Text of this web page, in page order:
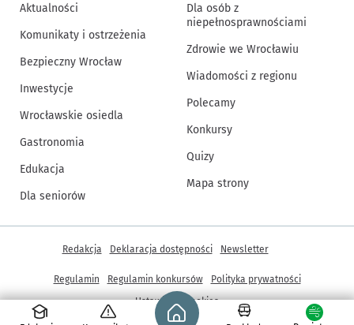
Strona główna - wroclaw.pl
Aktualności
Komunikaty i ostrzeżenia
Bezpieczny Wrocław
Inwestycje
Wrocławskie osiedla
Gastronomia
Edukacja
Dla seniorów
Dla osób z
niepełnosprawnościami
Zdrowie we Wrocławiu
Wiadomości z regionu
Polecamy
Konkursy
Quizy
Mapa strony
Inne informacje
Redakcja Deklaracja dostępności Newsletter
Regulamin Regulamin konkursów
Polityka prywatności
Ustawienia cookies